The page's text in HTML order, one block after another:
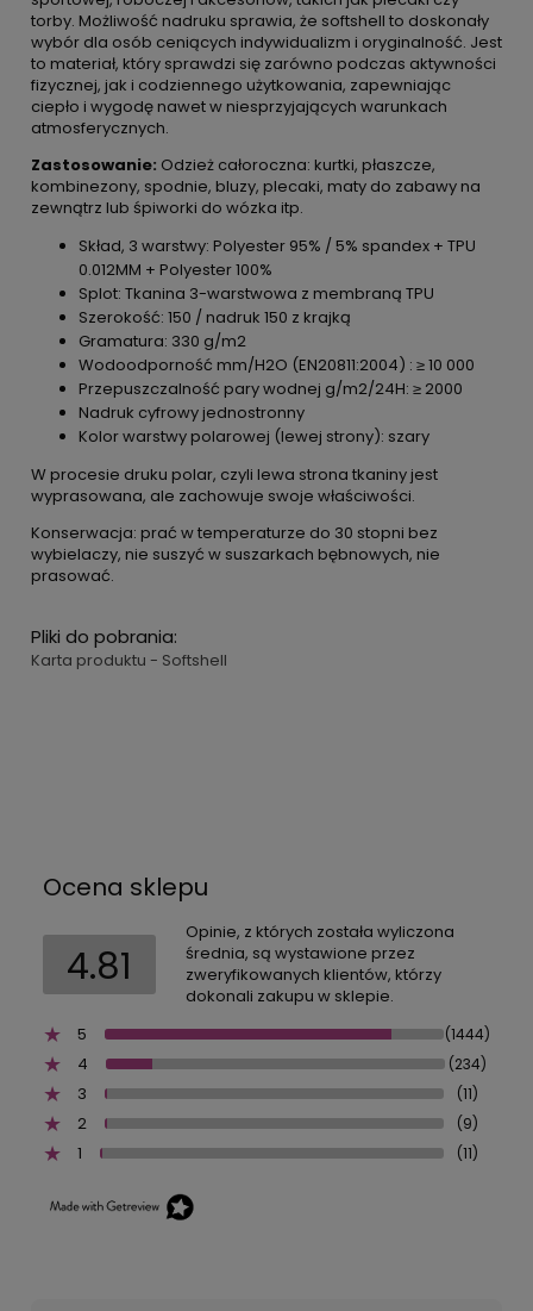
torby. Możliwość nadruku sprawia, że softshell to doskonały
wybór dla osób ceniących indywidualizm i oryginalność. Jest
to materiał, który sprawdzi się zarówno podczas aktywności
fizycznej, jak i codziennego użytkowania, zapewniając
ciepło i wygodę nawet w niesprzyjających warunkach
atmosferycznych.
Zastosowanie: Odzież całoroczna: kurtki, płaszcze,
kombinezony, spodnie, bluzy, plecaki, maty do zabawy na
zewnątrz lub śpiworki do wózka itp.
Skład, 3 warstwy: Polyester 95% / 5% spandex + TPU
0.012MM + Polyester 100%
Splot: Tkanina 3-warstwowa z membraną TPU
Szerokość: 150 / nadruk 150 z krajką
Gramatura: 330 g/m2
Wodoodporność mm/H2O (EN20811:2004) : ≥ 10 000
Przepuszczalność pary wodnej g/m2/24H: ≥ 2000
Nadruk cyfrowy jednostronny
Kolor warstwy polarowej (lewej strony): szary
W procesie druku polar, czyli lewa strona tkaniny jest
wyprasowana, ale zachowuje swoje właściwości.
Konserwacja: prać w temperaturze do 30 stopni bez
wybielaczy, nie suszyć w suszarkach bębnowych, nie
prasować.
Pliki do pobrania:
Karta produktu - Softshell
Ocena sklepu
4.81
Opinie, z których została wyliczona
średnia, są wystawione przez
zweryfikowanych klientów, którzy
dokonali zakupu w sklepie.
5
(1444)
4 (234)
3 (11)
2 (9)
1 (11)